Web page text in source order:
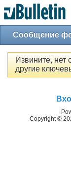
Сообщение
Извините, нет
другие
Copyright ©